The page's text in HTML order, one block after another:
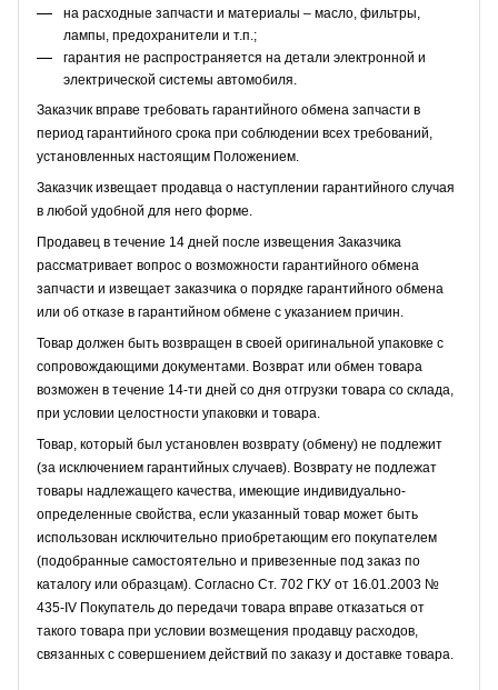
на расходные запчасти и материалы – масло, фильтры,
лампы, предохранители и т.п.;
гарантия не распространяется на детали электронной и
электрической системы автомобиля.
Заказчик вправе требовать гарантийного обмена запчасти в
период гарантийного срока при соблюдении всех требований,
установленных настоящим Положением.
Заказчик извещает продавца о наступлении гарантийного случая
в любой удобной для него форме.
Продавец в течение 14 дней после извещения Заказчика
рассматривает вопрос о возможности гарантийного обмена
запчасти и извещает заказчика о порядке гарантийного обмена
или об отказе в гарантийном обмене с указанием причин.
Товар должен быть возвращен в своей оригинальной упаковке с
сопровождающими документами. Возврат или обмен товара
возможен в течение 14-ти дней со дня отгрузки товара со склада,
при условии целостности упаковки и товара.
Товар, который был установлен возврату (обмену) не подлежит
(за исключением гарантийных случаев). Возврату не подлежат
товары надлежащего качества, имеющие индивидуально-
определенные свойства, если указанный товар может быть
использован исключительно приобретающим его покупателем
(подобранные самостоятельно и привезенные под заказ по
каталогу или образцам). Согласно Ст. 702 ГКУ от 16.01.2003 №
435-IV Покупатель до передачи товара вправе отказаться от
такого товара при условии возмещения продавцу расходов,
связанных с совершением действий по заказу и доставке товара.